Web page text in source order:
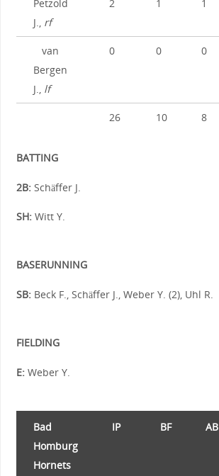
Petzold
J., rf
2 1 1
van
Bergen
J., lf
0 0 0
26 10 8
BATTING
2B:Schäffer J.
SH:Witt Y.
BASERUNNING
SB:Beck F., Schäffer J., Weber Y. (2), Uhl R.
FIELDING
E:Weber Y.
Bad
Homburg
Hornets
IP BF AB